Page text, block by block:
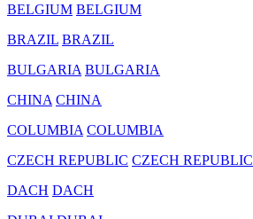
BELGIUM BELGIUM
BRAZIL BRAZIL
BULGARIA BULGARIA
CHINA CHINA
COLUMBIA COLUMBIA
CZECH REPUBLIC CZECH REPUBLIC
DACH DACH